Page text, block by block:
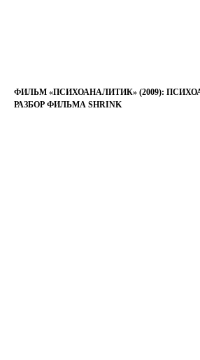
ФИЛЬМ «ПСИХОАНАЛИТИК» (2009):
РАЗБОР ФИЛЬМА SHRINK